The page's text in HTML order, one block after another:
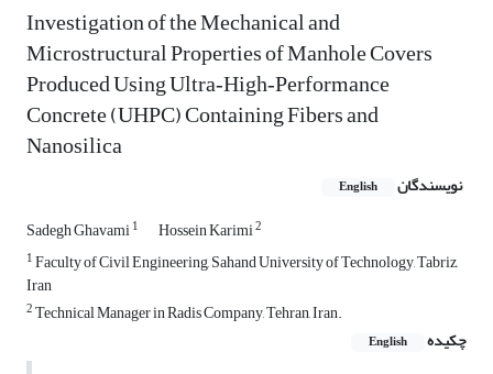
Investigation of the Mechanical and
Microstructural Properties of Manhole Covers
Produced Using Ultra‑High‑Performance
Concrete (UHPC) Containing Fibers and
Nanosilica
نویسندگان English
Sadegh Ghavami1 Hossein Karimi2
1Faculty of Civil Engineering, Sahand University of Technology, Tabriz,
Iran
2Technical Manager in Radis Company, Tehran, Iran.
چکیده
English